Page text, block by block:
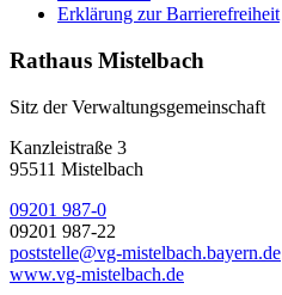
Erklärung zur Barrierefreiheit
Rathaus Mistelbach
Sitz der Verwaltungsgemeinschaft
Kanzleistraße 3
95511 Mistelbach
09201 987-0
09201 987-22
poststelle@vg-mistelbach.bayern.de
www.vg-mistelbach.de